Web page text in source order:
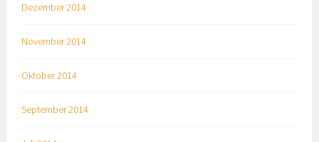
Dezember 2014
November 2014
Oktober 2014
September 2014